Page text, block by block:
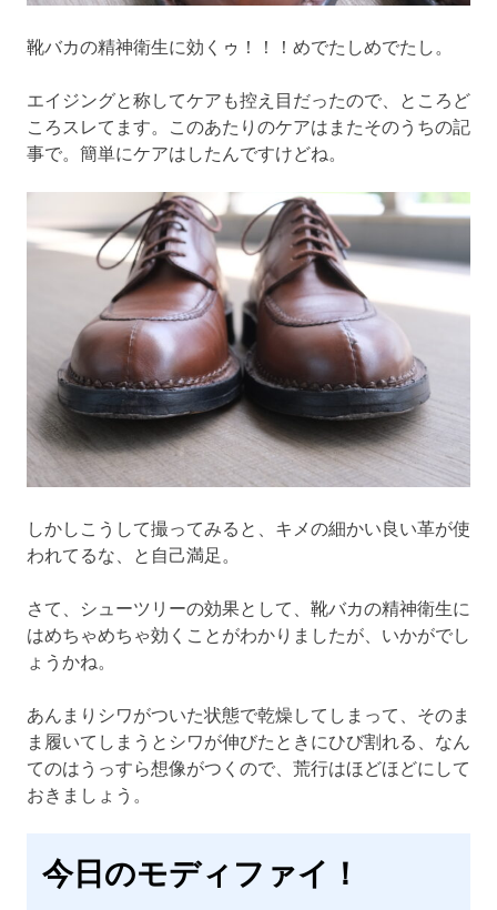
靴バカの精神衛生に効くゥ！！！めでたしめでたし。
エイジングと称してケアも控え目だったので、ところど
ころスレてます。このあたりのケアはまたそのうちの記
事で。簡単にケアはしたんですけどね。
しかしこうして撮ってみると、キメの細かい良い革が使
われてるな、と自己満足。
さて、シューツリーの効果として、靴バカの精神衛生に
はめちゃめちゃ効くことがわかりましたが、いかがでし
ょうかね。
あんまりシワがついた状態で乾燥してしまって、そのま
ま履いてしまうとシワが伸びたときにひび割れる、なん
てのはうっすら想像がつくので、荒行はほどほどにして
おきましょう。
今日のモディファイ！